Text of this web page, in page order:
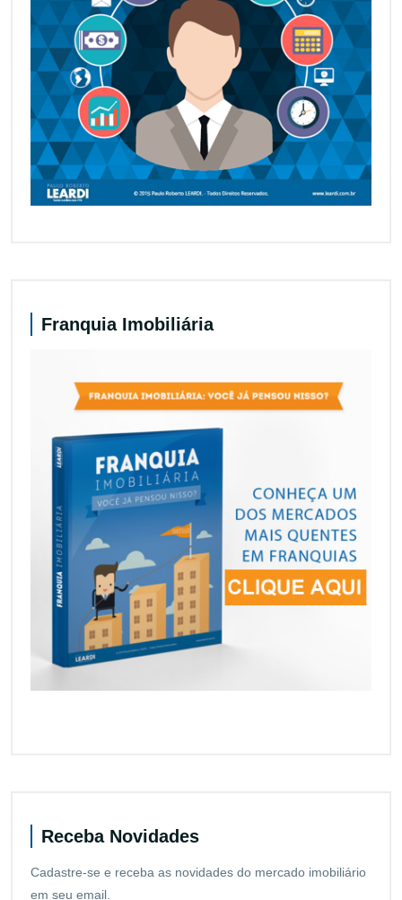
Franquia Imobiliária
Receba Novidades
Cadastre-se e receba as novidades do mercado imobiliário
em seu email.